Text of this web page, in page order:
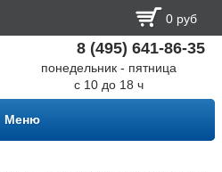
0 руб
8 (495) 641-86-35
понедельник - пятница
с 10 до 18 ч
Меню